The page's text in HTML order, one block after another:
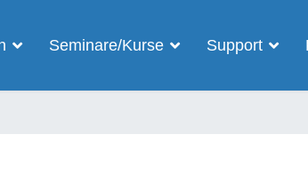
Seminare/Kurse Support